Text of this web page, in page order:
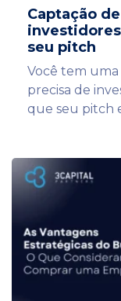
Captação
seu pitch
Você tem uma
precisa de
que seu pitch